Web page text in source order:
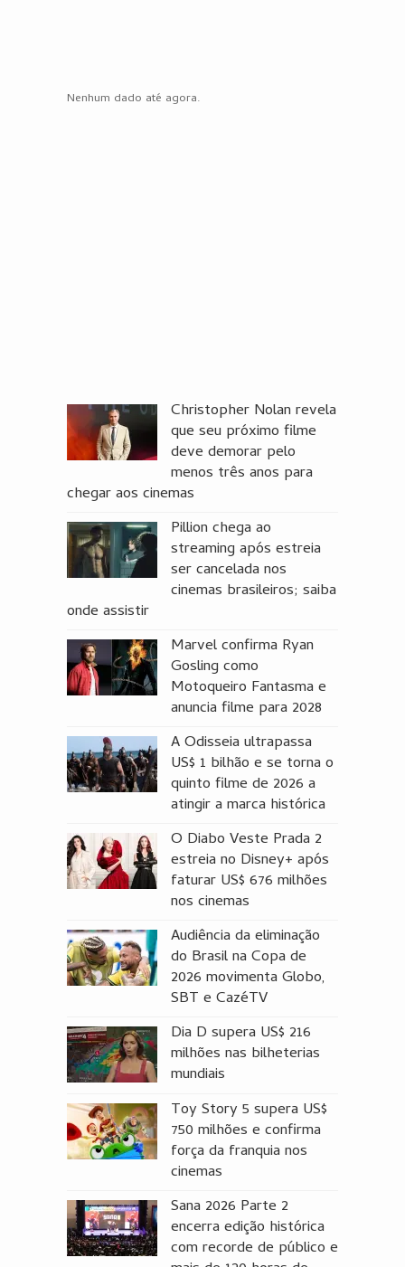
Nenhum dado até agora.
Christopher Nolan revela
que seu próximo filme
deve demorar pelo
menos três anos para
chegar aos cinemas
Pillion chega ao
streaming após estreia
ser cancelada nos
cinemas brasileiros; saiba
onde assistir
Marvel confirma Ryan
Gosling como
Motoqueiro Fantasma e
anuncia filme para 2028
A Odisseia ultrapassa
US$ 1 bilhão e se torna o
quinto filme de 2026 a
atingir a marca histórica
O Diabo Veste Prada 2
estreia no Disney+ após
faturar US$ 676 milhões
nos cinemas
Audiência da eliminação
do Brasil na Copa de
2026 movimenta Globo,
SBT e CazéTV
Dia D supera US$ 216
milhões nas bilheterias
mundiais
Toy Story 5 supera US$
750 milhões e confirma
força da franquia nos
cinemas
Sana 2026 Parte 2
encerra edição histórica
com recorde de público e